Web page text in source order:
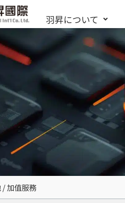
羽昇について
/ 加值服務
/ 加值服務